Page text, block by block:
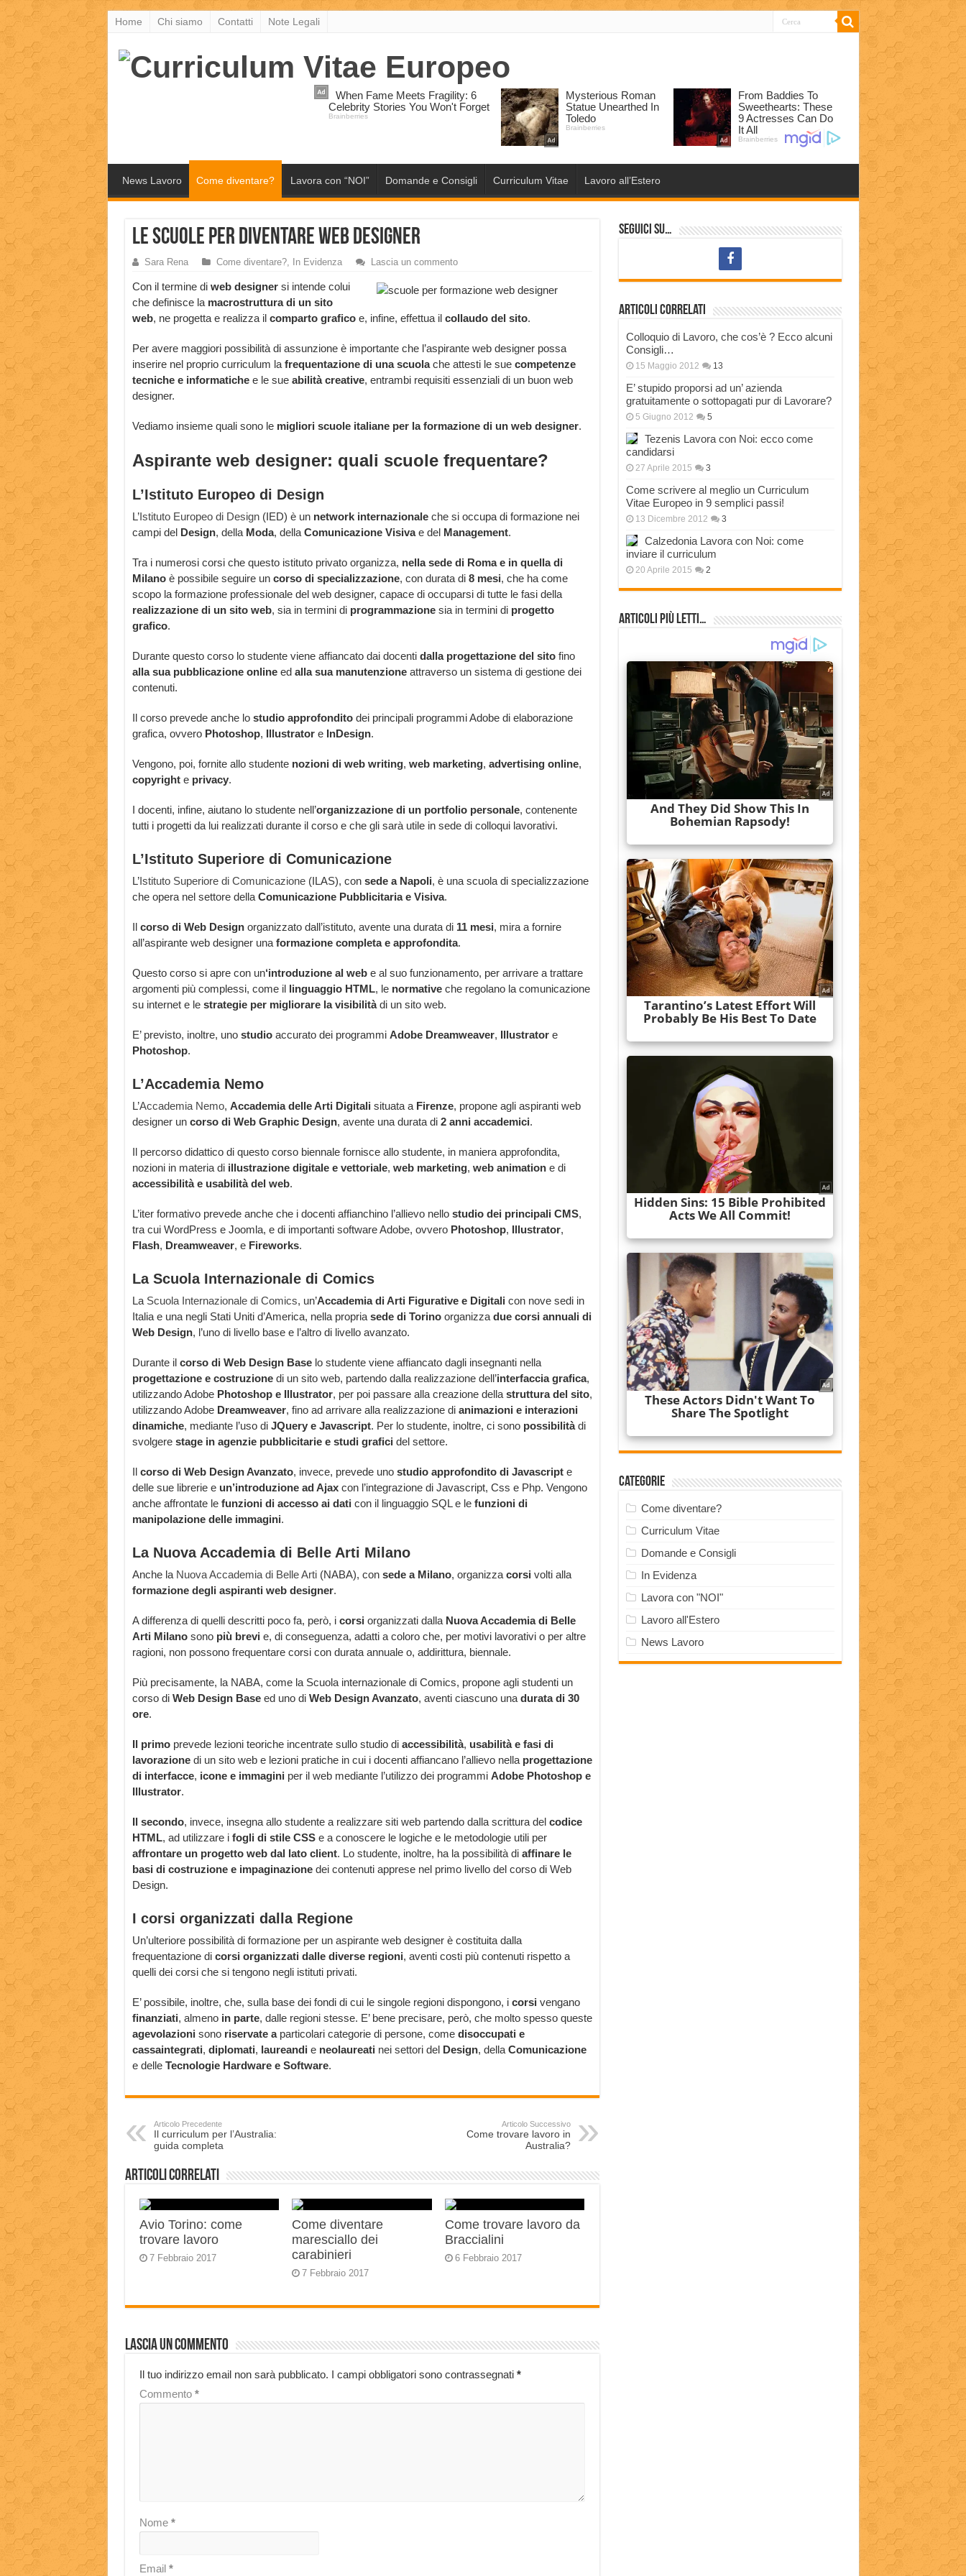
Home Chi siamo Contatti Note Legali
News Lavoro Come diventare? Lavora con “NOI” Domande e Consigli Curriculum Vitae Lavoro all’Estero
Le scuole per diventare web designer
Sara Rena Come diventare?, In Evidenza Lascia un commento
Con il termine diweb designersi intende colui
che definisce la macrostruttura di un sito
web, ne progetta e realizza il comparto graficoe, infine, effettua il collaudo del sito.
Per avere maggiori possibilità di assunzione è importante che l’aspirante web designer possa
inserire nel proprio curriculum la frequentazione di una scuolache attesti le suecompetenze
tecniche e informatichee le sue abilità creative, entrambi requisiti essenziali di un buon web
designer.
Vediamo insieme quali sono lemigliori scuole italiane per la formazione di un web designer.
Aspirante web designer: quali scuole frequentare?
L’Istituto Europeo di Design
L’Istituto Europeo di Design(IED) è un network internazionaleche si occupa di formazione nei
campi del Design, della Moda, della Comunicazione Visivae del Management.
Tra i numerosi corsi che questo istituto privato organizza, nella sede di Roma e in quella di
Milanoè possibile seguire un corso di specializzazione, con durata di 8 mesi, che ha come
scopo la formazione professionale del web designer, capace di occuparsi di tutte le fasi della
realizzazione di un sito web, sia in termini di programmazionesia in termini diprogetto
grafico.
Durante questo corso lo studente viene affiancato dai docenti dalla progettazione del sitofino
alla sua pubblicazione onlineed alla sua manutenzioneattraverso un sistema di gestione dei
contenuti.
Il corso prevede anche lo studio approfonditodei principali programmi Adobe di elaborazione
grafica, ovvero Photoshop, Illustratore InDesign.
Vengono, poi, fornite allo studentenozioni di web writing, web marketing, advertising online,
copyrighte privacy.
I docenti, infine, aiutano lo studente nell’organizzazione di un portfolio personale, contenente
tutti i progetti da lui realizzati durante il corso e che gli sarà utile in sede di colloqui lavorativi.
L’Istituto Superiore di Comunicazione
L’Istituto Superiore di Comunicazione(ILAS), con sede a Napoli, è una scuola di specializzazione
che opera nel settore della Comunicazione Pubblicitaria e Visiva.
Il corso di Web Designorganizzato dall’istituto, avente una durata di 11 mesi, mira a fornire
all’aspirante web designer una formazione completa e approfondita.
Questo corso si apre con un‘introduzione al webe al suo funzionamento, per arrivare a trattare
argomenti più complessi, come illinguaggio HTML, lenormativeche regolano la comunicazione
su internet e le strategie per migliorare la visibilitàdi un sito web.
E’ previsto, inoltre, uno studioaccurato dei programmi Adobe Dreamweaver, Illustratore
Photoshop.
L’Accademia Nemo
L’Accademia Nemo, Accademia delle Arti Digitali situata a Firenze, propone agli aspiranti web
designer un corso di Web Graphic Design, avente una durata di 2 anni accademici.
Il percorso didattico di questo corso biennale fornisce allo studente, in maniera approfondita,
nozioni in materia di illustrazione digitale e vettoriale, web marketing, web animatione di
accessibilità e usabilità del web.
L’iter formativo prevede anche che i docenti affianchino l’allievo nello studio dei principali CMS,
tra cui WordPress e Joomla, e di importanti software Adobe, ovvero Photoshop, Illustrator,
Flash, Dreamweaver, e Fireworks.
La Scuola Internazionale di Comics
La Scuola Internazionale di Comics, un’Accademia di Arti Figurative e Digitali con nove sedi in
Italia e una negli Stati Uniti d’America, nella propria sede di Torinoorganizzadue corsi annuali di
Web Design, l’uno di livello base e l’altro di livello avanzato.
Durante il corso di Web Design Baselo studente viene affiancato dagli insegnanti nella
progettazione e costruzione di un sito web, partendo dalla realizzazione dell’interfaccia grafica,
utilizzando AdobePhotoshop e Illustrator, per poi passare alla creazione della struttura del sito,
utilizzando AdobeDreamweaver, fino ad arrivare alla realizzazione di animazioni e interazioni
dinamiche, mediante l’uso di JQuery e Javascript. Per lo studente, inoltre, ci sono possibilitàdi
svolgere stage in agenzie pubblicitarie e studi grafici del settore.
Il corso di Web Design Avanzato, invece, prevede uno studio approfondito di Javascripte
delle sue librerie e un’introduzione ad Ajaxcon l’integrazione di Javascript, Css e Php. Vengono
anche affrontate le funzioni di accesso ai dati con il linguaggio SQL e le funzioni di
manipolazione delle immagini.
La Nuova Accademia di Belle Arti Milano
Anche laNuova Accademia di Belle Arti(NABA), con sede a Milano, organizzacorsi volti alla
formazione degli aspiranti web designer.
A differenza di quelli descritti poco fa, però, i corsi organizzati dalla Nuova Accademia di Belle
Arti Milanosono più brevi e, di conseguenza, adatti a coloro che, per motivi lavorativi o per altre
ragioni, non possono frequentare corsi con durata annuale o, addirittura, biennale.
Più precisamente, la NABA, come la Scuola internazionale di Comics, propone agli studenti un
corso di Web Design Baseed uno di Web Design Avanzato, aventi ciascuno una durata di 30
ore.
Il primoprevede lezioni teoriche incentrate sullo studio di accessibilità, usabilità e fasi di
lavorazione di un sito web e lezioni pratiche in cui i docenti affiancano l’allievo nella progettazione
di interfacce, icone e immagini per il web mediante l’utilizzo dei programmi Adobe Photoshop e
Illustrator.
Il secondo, invece, insegna allo studente a realizzare siti web partendo dalla scrittura delcodice
HTML, ad utilizzare i fogli di stile CSSe a conoscere le logiche e le metodologie utili per
affrontare un progetto web dal lato client. Lo studente, inoltre, ha la possibilità di affinare le
basi di costruzione e impaginazione dei contenuti apprese nel primo livello del corso di Web
Design.
I corsi organizzati dalla Regione
Un’ulteriore possibilità di formazione per un aspirante web designer è costituita dalla
frequentazione di corsi organizzati dalle diverse regioni, aventi costi più contenuti rispetto a
quelli dei corsi che si tengono negli istituti privati.
E’ possibile, inoltre, che, sulla base dei fondi di cui le singole regioni dispongono, icorsi vengano
finanziati, almenoin parte, dalle regioni stesse. E’ bene precisare, però, che molto spesso queste
agevolazioni sono riservate aparticolari categorie di persone, come disoccupati e
cassaintegrati, diplomati, laureandi e neolaureati nei settori del Design, della Comunicazione
e delle Tecnologie Hardware e Software.
Articolo Precedente
Il curriculum per l’Australia:
guida completa
Articolo Successivo
Come trovare lavoro in
Australia?
Articoli correlati
Avio Torino: come
trovare lavoro
7 Febbraio 2017
Come diventare
maresciallo dei
carabinieri
7 Febbraio 2017
Come trovare lavoro da
Braccialini
6 Febbraio 2017
Lascia un commento
Il tuo indirizzo email non sarà pubblicato. I campi obbligatori sono contrassegnati *
Commento *
Nome *
Email *
Seguici su…
Articoli correlati
Colloquio di Lavoro, che cos’è ? Ecco alcuni
Consigli…
15 Maggio 2012 13
E’ stupido proporsi ad un’ azienda
gratuitamente o sottopagati pur di Lavorare?
5 Giugno 2012 5
Tezenis Lavora con Noi: ecco come
candidarsi
27 Aprile 2015 3
Come scrivere al meglio un Curriculum
Vitae Europeo in 9 semplici passi!
13 Dicembre 2012 3
Calzedonia Lavora con Noi: come
inviare il curriculum
20 Aprile 2015 2
Articoli più Letti…
Categorie
Come diventare?
Curriculum Vitae
Domande e Consigli
In Evidenza
Lavora con "NOI"
Lavoro all'Estero
News Lavoro